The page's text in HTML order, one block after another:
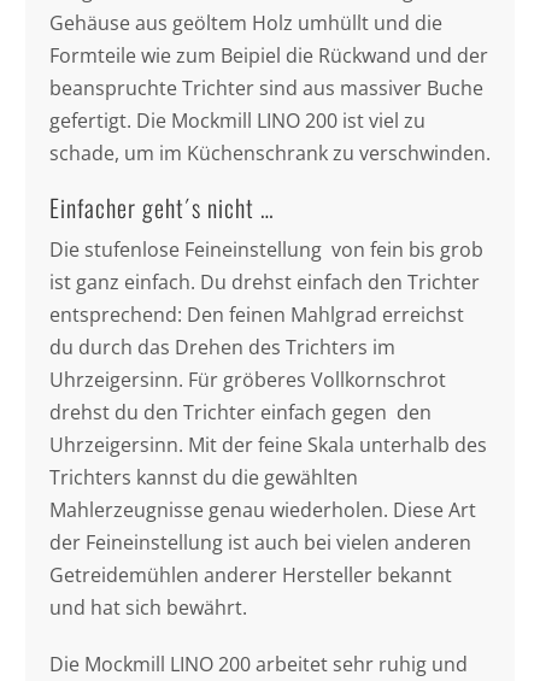
Gehäuse aus geöltem Holz umhüllt und die
Formteile wie zum Beipiel die Rückwand und der
beanspruchte Trichter sind aus massiver Buche
gefertigt. Die Mockmill LINO 200 ist viel zu
schade, um im Küchenschrank zu verschwinden.
Einfacher geht´s nicht …
Die stufenlose Feineinstellung von fein bis grob
ist ganz einfach. Du drehst einfach den Trichter
entsprechend: Den feinen Mahlgrad erreichst
du durch das Drehen des Trichters im
Uhrzeigersinn. Für gröberes Vollkornschrot
drehst du den Trichter einfach gegen den
Uhrzeigersinn. Mit der feine Skala unterhalb des
Trichters kannst du die gewählten
Mahlerzeugnisse genau wiederholen. Diese Art
der Feineinstellung ist auch bei vielen anderen
Getreidemühlen anderer Hersteller bekannt
und hat sich bewährt.
Die Mockmill LINO 200 arbeitet sehr ruhig und